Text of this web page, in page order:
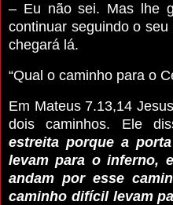
– Eu não sei. Mas lhe
continuar seguindo o
chegará lá.
“Qual o caminho para o
Em Mateus 7.13,14
dois caminhos. Ele
estreita porque a
levam para o inferno,
andam por esse
caminho difícil levam